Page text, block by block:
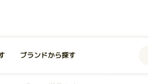
ブランドから探す